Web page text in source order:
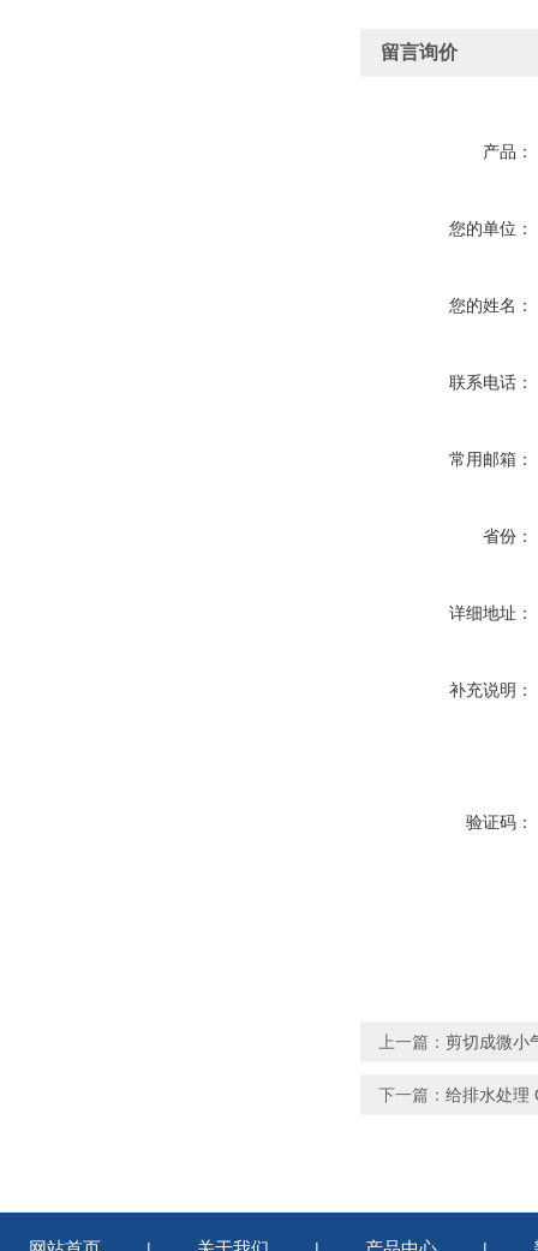
留言询价
产品：
您的单位：
您的姓名：
联系电话：
常用邮箱：
省份：
详细地址：
补充说明：
验证码：
上一篇： 剪切成微小
下一篇： 给排水处理